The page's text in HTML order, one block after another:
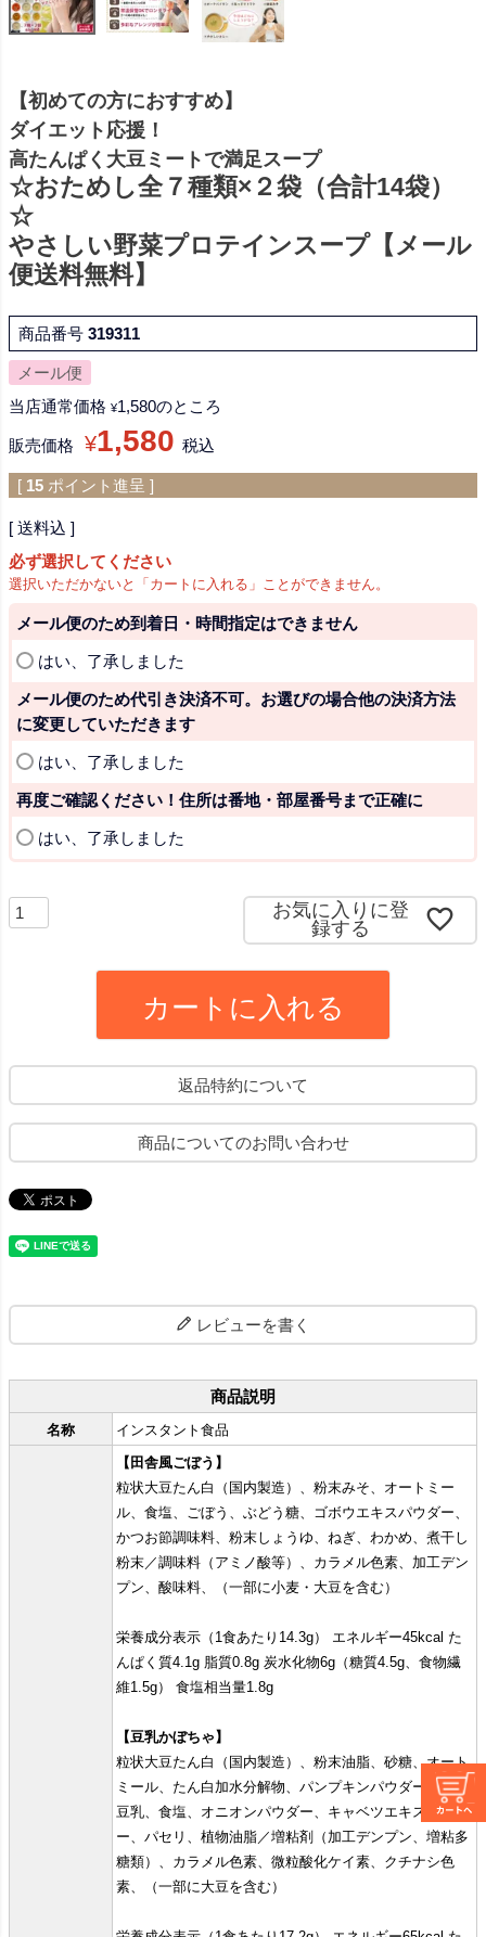
【初めての方におすすめ】
ダイエット応援！
高たんぱく大豆ミートで満足スープ
☆おためし全７種類×２袋（合計14袋）
☆
やさしい野菜プロテインスープ【メール
便送料無料】
商品番号 319311
メール便
当店通常価格 ¥1,580のところ
販売価格 ¥1,580 税込
[ 15 ポイント進呈 ]
送料込
必ず選択してください
選択いただかないと「カートに入れる」ことができません。
メール便のため到着日・時間指定はできません
須
はい、了承しました
メール便のため代引き決済不可。お選びの場合他の決済方法
に変更していただきます
須
はい、了承しました
再度ご確認ください！住所は番地・部屋番号まで正確に
)
はい、了承しました
お気に入りに登
録する
カートに入れる
返品特約について
商品についてのお問い合わせ
レビューを書く
商品説明
名称
インスタント食品
【田舎風ごぼう】
粒状大豆たん白（国内製造）、粉末みそ、オートミー
ル、食塩、ごぼう、ぶどう糖、ゴボウエキスパウダー、
かつお節調味料、粉末しょうゆ、ねぎ、わかめ、煮干し
粉末／調味料（アミノ酸等）、カラメル色素、加工デン
プン、酸味料、（一部に小麦・大豆を含む）
栄養成分表示（1食あたり14.3g） エネルギー45kcal た
んぱく質4.1g 脂質0.8g 炭水化物6g（糖質4.5g、食物繊
維1.5g） 食塩相当量1.8g
【豆乳かぼちゃ】
粒状大豆たん白（国内製造）、粉末油脂、砂糖、オート
ミール、たん白加水分解物、パンプキンパウダー、粉末
豆乳、食塩、オニオンパウダー、キャベツエキスパウダ
ー、パセリ、植物油脂／増粘剤（加工デンプン、増粘多
糖類）、カラメル色素、微粒酸化ケイ素、クチナシ色
素、（一部に大豆を含む）